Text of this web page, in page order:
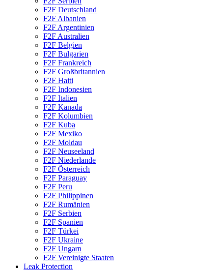
F2F Deutschland
F2F Albanien
F2F Argentinien
F2F Australien
F2F Belgien
F2F Bulgarien
F2F Frankreich
F2F Großbritannien
F2F Haiti
F2F Indonesien
F2F Italien
F2F Kanada
F2F Kolumbien
F2F Kuba
F2F Mexiko
F2F Moldau
F2F Neuseeland
F2F Niederlande
F2F Österreich
F2F Paraguay
F2F Peru
F2F Philippinen
F2F Rumänien
F2F Serbien
F2F Spanien
F2F Türkei
F2F Ukraine
F2F Ungarn
F2F Vereinigte Staaten
Leak Protection